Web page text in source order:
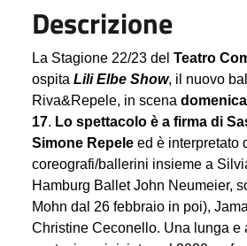
Descrizione
La Stagione 22/23 del Teatro
ospita Lili Elbe Show, il nuovo
Riva&Repele, in scena
17. Lo spettacolo è a firma di
Simone Repele ed è interpretato
coreografi/ballerini insieme a
Hamburg Ballet John Neumeier,
Mohn dal 26 febbraio in poi),
Christine Ceconello. Una lunga e